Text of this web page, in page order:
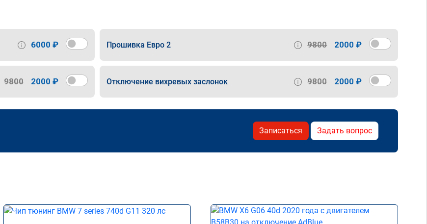
6000 ₽ Прошивка Евро 2 9800 2000 ₽
9800 2000 ₽ Отключение вихревых заслонок 9800 2000 ₽
Записаться Задать вопрос